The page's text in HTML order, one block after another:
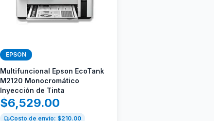
EPSON
Multifuncional Epson EcoTank
M2120 Monocromático
Inyección de Tinta
$6,529.00
Costo de envío: $210.00